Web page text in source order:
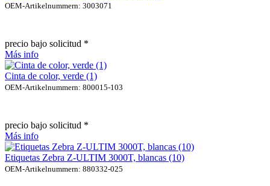
OEM-Artikelnummern: 3003071
precio bajo solicitud *
Más info
Cinta de color, verde (1)
OEM-Artikelnummern: 800015-103
precio bajo solicitud *
Más info
Etiquetas Zebra Z-ULTIM 3000T, blancas (10)
OEM-Artikelnummern: 880332-025